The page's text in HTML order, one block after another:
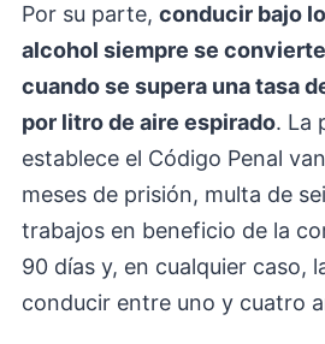
Por su parte, conducir bajo
alcohol siempre se
cuando se supera una tasa
por litro de aire espirado. La
establece el Código Penal
meses de prisión, multa de
trabajos en beneficio de la
90 días y, en cualquier caso,
conducir entre uno y cuatro